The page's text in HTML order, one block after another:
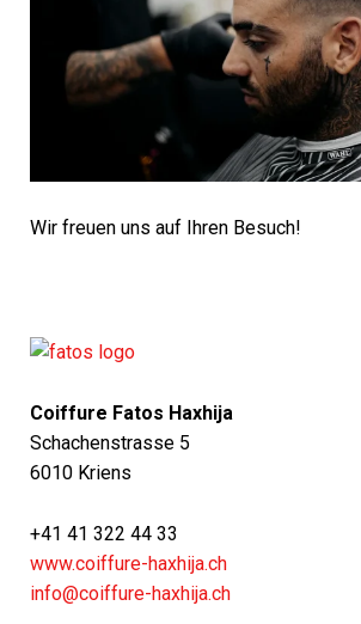
Wir freuen uns auf Ihren Besuch!
Coiffure Fatos Haxhija
Schachenstrasse 5
6010 Kriens
+41 41 322 44 33
www.coiffure-haxhija.ch
info@coiffure-haxhija.ch